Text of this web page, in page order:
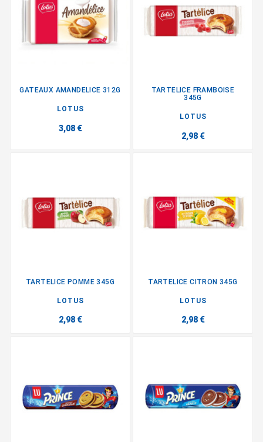
GATEAUX AMANDELICE 312G
LOTUS
3,08 €
TARTELICE FRAMBOISE
345G
LOTUS
2,98 €
TARTELICE POMME 345G
LOTUS
2,98 €
TARTELICE CITRON 345G
LOTUS
2,98 €